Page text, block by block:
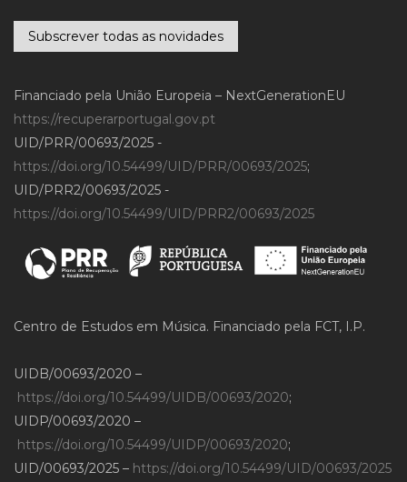
Subscrever todas as novidades
Financiado pela União Europeia – NextGenerationEU
https://recuperarportugal.gov.pt
UID/PRR/00693/2025 -
https://doi.org/10.54499/UID/PRR/00693/2025;
UID/PRR2/00693/2025 -
https://doi.org/10.54499/UID/PRR2/00693/2025
Centro de Estudos em Música. Financiado pela FCT, I.P.
UIDB/00693/2020 –
https://doi.org/10.54499/UIDB/00693/2020;
UIDP/00693/2020 –
https://doi.org/10.54499/UIDP/00693/2020;
UID/00693/2025 – https://doi.org/10.54499/UID/00693/2025